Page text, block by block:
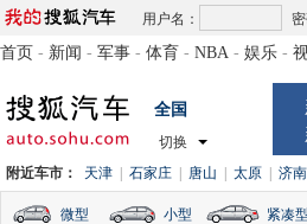
用户名： 密
首页 - 新闻 - 军事 - 体育 - NBA - 娱乐 -
全国
切换
附近车市： 天津 石家庄 唐山 太原 济南
微型 小型 紧凑型